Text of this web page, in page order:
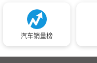
汽车销量榜